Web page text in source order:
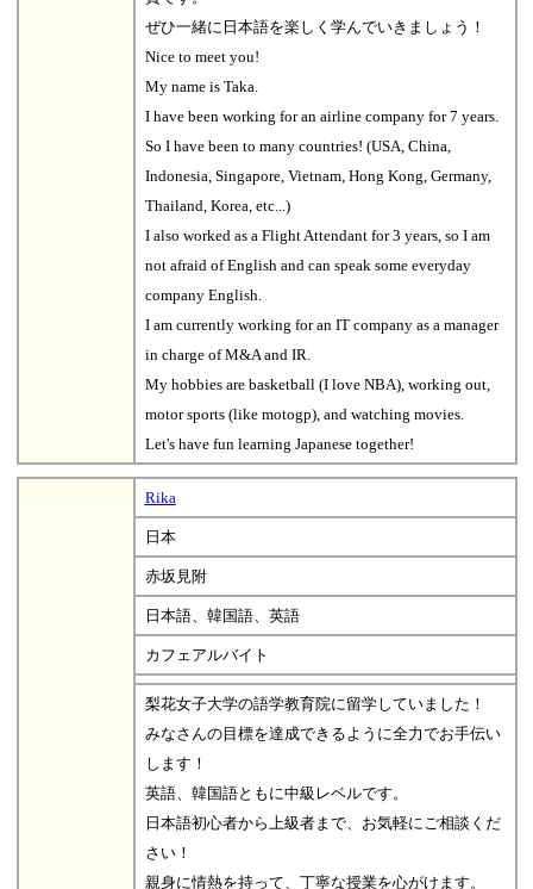
ぜひ一緒に日本語を楽しく学んでいきましょう！
Nice to meet you!
My name is Taka.
I have been working for an airline company for 7 years.
So I have been to many countries! (USA, China,
Indonesia, Singapore, Vietnam, Hong Kong, Germany,
Thailand, Korea, etc...)
I also worked as a Flight Attendant for 3 years, so I am
not afraid of English and can speak some everyday
company English.
I am currently working for an IT company as a manager
in charge of M&A and IR.
My hobbies are basketball (I love NBA), working out,
motor sports (like motogp), and watching movies.
Let's have fun learning Japanese together!
Rika
日本
赤坂見附
日本語、韓国語、英語
カフェアルバイト
梨花女子大学の語学教育院に留学していました！
みなさんの目標を達成できるように全力でお手伝い
します！
英語、韓国語ともに中級レベルです。
日本語初心者から上級者まで、お気軽にご相談くだ
さい！
親身に情熱を持って、丁寧な授業を心がけます。